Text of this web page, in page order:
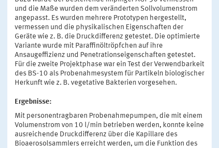
und die Maße wurden dem veränderten Sollvolumenstrom
angepasst. Es wurden mehrere Prototypen hergestellt,
vermessen und die physikalischen Eigenschaften der
Geräte wie z. B. die Druckdifferenz getestet. Die optimierte
Variante wurde mit Paraffinöltröpfchen auf ihre
Ansaugeffizienz und Penetrationseigenschaften getestet.
Für die zweite Projektphase war ein Test der Verwendbarkeit
des BS-10 als Probenahmesystem für Partikeln biologischer
Herkunft wie z. B. vegetative Bakterien vorgesehen.
Ergebnisse:
Mit personentragbaren Probenahmepumpen, die mit einem
Volumenstrom von 10 l/min betrieben werden, konnte keine
ausreichende Druckdifferenz über die Kapillare des
Bioaerosolsammlers erreicht werden, um die Funktion des